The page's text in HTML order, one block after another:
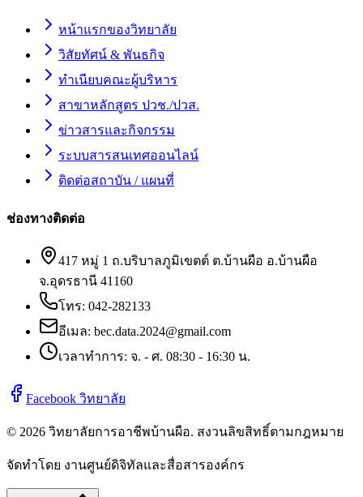
หน้าแรกของวิทยาลัย
วิสัยทัศน์ & พันธกิจ
ทำเนียบคณะผู้บริหาร
สาขาหลักสูตร ปวช./ปวส.
ข่าวสารและกิจกรรม
ระบบสารสนเทศออนไลน์
ติดต่อสถาบัน / แผนที่
ช่องทางติดต่อ
417 หมู่ 1 ถ.บริบาลภูมิเขตต์ ต.บ้านผือ อ.บ้านผือ
จ.อุดรธานี 41160
โทร: 042-282133
อีเมล: bec.data.2024@gmail.com
เวลาทำการ: จ. - ศ. 08:30 - 16:30 น.
Facebook วิทยาลัย
© 2026 วิทยาลัยการอาชีพบ้านผือ. สงวนลิขสิทธิ์ตามกฎหมาย
จัดทำโดย งานศูนย์ดิจิทัลและสื่อสารองค์กร